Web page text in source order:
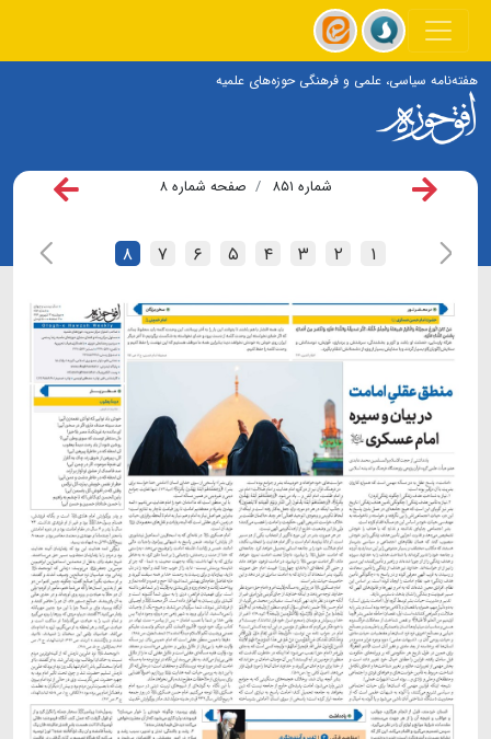
هفته‌نامه سیاسی، علمی و فرهنگی حوزه‌های علمیه
شماره ۸۵۱ صفحه شماره ۸
۱ ۲ ۳ ۴ ۵ ۶ ۷ ۸